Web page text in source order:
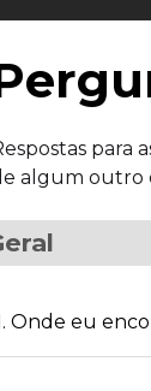
para
algum outro
Onde eu